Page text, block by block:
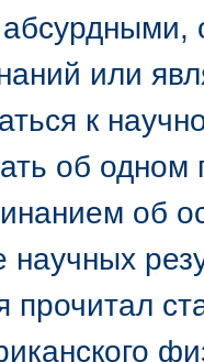
или
к
об
об
научных
прочитал